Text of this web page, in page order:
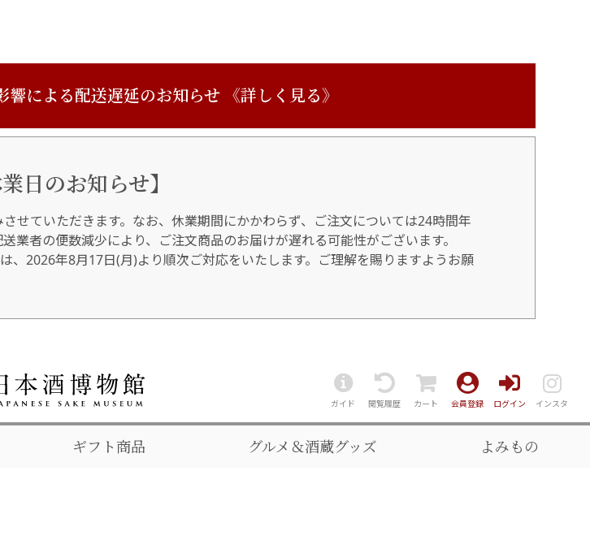
響による配送遅延のお知らせ 《詳しく見る》
日のお知らせ】
せていただきます。なお、休業期間にかかわらず、ご注文については24時間年
業者の便数減少により、ご注文商品のお届けが遅れる可能性がございます。
2026年8月17日(月)より順次ご対応をいたします。ご理解を賜りますようお願
ガイド 閲覧履歴 カート 会員登録 ログイン インスタ
ギフト商品 グルメ＆酒蔵グッズ よみもの